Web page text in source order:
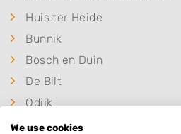
Huis ter Heide
Bunnik
Bosch en Duin
De Bilt
Odijk
Soesterberg
We use cookies